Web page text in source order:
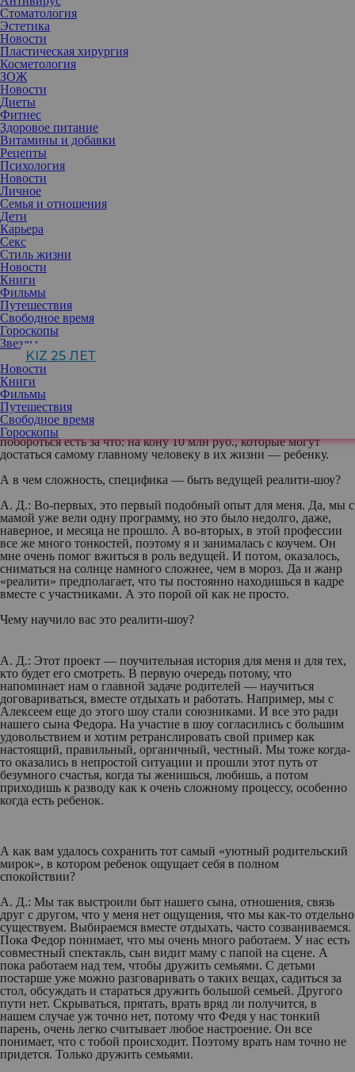
Стоматология
Эстетика
Новости
Пластическая хирургия
Косметология
ЗОЖ
Новости
Диеты
Фитнес
Здоровое питание
Витамины и добавки
Рецепты
Психология
Новости
Личное
Семья и отношения
Дети
Карьера
Секс
Стиль жизни
Новости
Книги
Фильмы
Путешествия
Свободное время
Гороскопы
Звезды
KIZ 25 ЛЕТ
Новости
Книги
Фильмы
Путешествия
Свободное время
Гороскопы
Скоро на СТС стартует большое реалити-шоу «Союзники»,
ведущей которого вы стали. Скажите, что это будет за шоу?
А. Д.:На берегу океана 12 недель будут находиться 8
разведенных пар, их ждет 25 испытаний на экстремальную
близость — экс-супругам придется забыть о прошлых обидах,
преодолеть разногласия и объединиться ради общей цели. А
побороться есть за что: на кону 10 млн руб., которые могут
достаться самому главному человеку в их жизни — ребенку.
А в чем сложность, специфика — быть ведущей реалити-шоу?
А. Д.: Во-первых, это первый подобный опыт для меня. Да, мы с
мамой уже вели одну программу, но это было недолго, даже,
наверное, и месяца не прошло. А во-вторых, в этой профессии
все же много тонкостей, поэтому я и занималась с коучем. Он
мне очень помог вжиться в роль ведущей. И потом, оказалось,
сниматься на солнце намного сложнее, чем в мороз. Да и жанр
«реалити» предполагает, что ты постоянно находишься в кадре
вместе с участниками. А это порой ой как не просто.
Чему научило вас это реалити-шоу?
А. Д.: Этот проект — поучительная история для меня и для тех,
кто будет его смотреть. В первую очередь потому, что
напоминает нам о главной задаче родителей — научиться
договариваться, вместе отдыхать и работать. Например, мы с
Алексеем еще до этого шоу стали союзниками. И все это ради
нашего сына Федора. На участие в шоу согласились с большим
удовольствием и хотим ретранслировать свой пример как
настоящий, правильный, органичный, честный. Мы тоже когда-
то оказались в непростой ситуации и прошли этот путь от
безумного счастья, когда ты женишься, любишь, а потом
приходишь к разводу как к очень сложному процессу, особенно
когда есть ребенок.
А как вам удалось сохранить тот самый «уютный родительский
мирок», в котором ребенок ощущает себя в полном
спокойствии?
А. Д.: Мы так выстроили быт нашего сына, отношения, связь
друг с другом, что у меня нет ощущения, что мы как-то отдельно
существуем. Выбираемся вместе отдыхать, часто созваниваемся.
Пока Федор понимает, что мы очень много работаем. У нас есть
совместный спектакль, сын видит маму с папой на сцене. А
пока работаем над тем, чтобы дружить семьями. С детьми
постарше уже можно разговаривать о таких вещах, садиться за
стол, обсуждать и стараться дружить большой семьей. Другого
пути нет. Скрываться, прятать, врать вряд ли получится, в
нашем случае уж точно нет, потому что Федя у нас тонкий
парень, очень легко считывает любое настроение. Он все
понимает, что с тобой происходит. Поэтому врать нам точно не
придется. Только дружить семьями.